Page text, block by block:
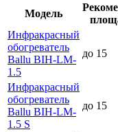
Модель
Инфракрасный
обогреватель
Ballu BIH-LM-
1.5
до 15
Инфракрасный
обогреватель
Ballu BIH-LM-
1.5 S
до 15